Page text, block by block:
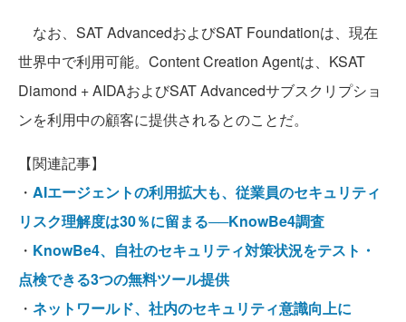
なお、SAT AdvancedおよびSAT Foundationは、現在
世界中で利用可能。Content Creation Agentは、KSAT
Diamond + AIDAおよびSAT Advancedサブスクリプショ
ンを利用中の顧客に提供されるとのことだ。
【関連記事】
・ AIエージェントの利用拡大も、従業員のセキュリティ
リスク理解度は30％に留まる──KnowBe4調査
・ KnowBe4、自社のセキュリティ対策状況をテスト・
点検できる3つの無料ツール提供
・ ネットワールド、社内のセキュリティ意識向上に